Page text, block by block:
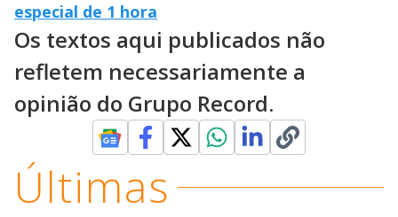
especial de 1 hora
Os textos aqui publicados não
refletem necessariamente a
opinião do Grupo Record.
Últimas